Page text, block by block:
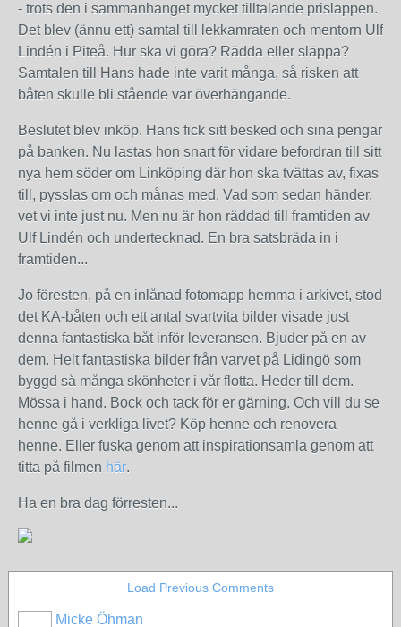
- trots den i sammanhanget mycket tilltalande prislappen.
Det blev (ännu ett) samtal till lekkamraten och mentorn Ulf
Lindén i Piteå. Hur ska vi göra? Rädda eller släppa?
Samtalen till Hans hade inte varit många, så risken att
båten skulle bli stående var överhängande.
Beslutet blev inköp. Hans fick sitt besked och sina pengar
på banken. Nu lastas hon snart för vidare befordran till sitt
nya hem söder om Linköping där hon ska tvättas av, fixas
till, pysslas om och månas med. Vad som sedan händer,
vet vi inte just nu. Men nu är hon räddad till framtiden av
Ulf Lindén och undertecknad. En bra satsbräda in i
framtiden...
Jo föresten, på en inlånad fotomapp hemma i arkivet, stod
det KA-båten och ett antal svartvita bilder visade just
denna fantastiska båt inför leveransen. Bjuder på en av
dem. Helt fantastiska bilder från varvet på Lidingö som
byggd så många skönheter i vår flotta. Heder till dem.
Mössa i hand. Bock och tack för er gärning. Och vill du se
henne gå i verkliga livet? Köp henne och renovera
henne. Eller fuska genom att inspirationsamla genom att
titta på filmen här.
Ha en bra dag förresten...
Load Previous Comments
Micke Öhman